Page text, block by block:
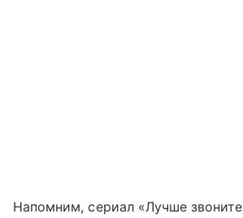
Напомним, сериал «Лучше звоните